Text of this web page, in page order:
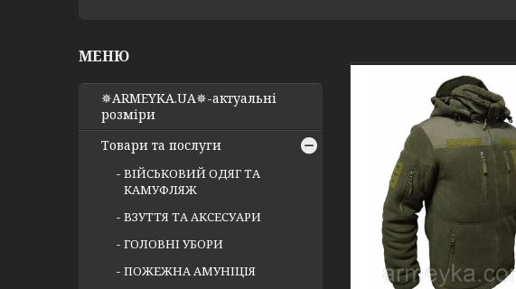
✵ARMEYKA.UA✵-актуальні
розміри
Товари та послуги
ВІЙСЬКОВИЙ ОДЯГ ТА
КАМУФЛЯЖ
ВЗУТТЯ ТА АКСЕСУАРИ
ГОЛОВНІ УБОРИ
ПОЖЕЖНА АМУНІЦІЯ